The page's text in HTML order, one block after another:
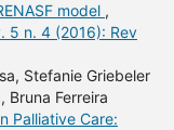
model ,
5 n. 4 (2016): Rev
Stefanie Griebeler
Bruna Ferreira
Palliative Care: